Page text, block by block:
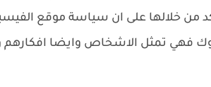
من خلالها على ان سياسة موقع
فهي تمثل الاشخاص وايضا افكارهم